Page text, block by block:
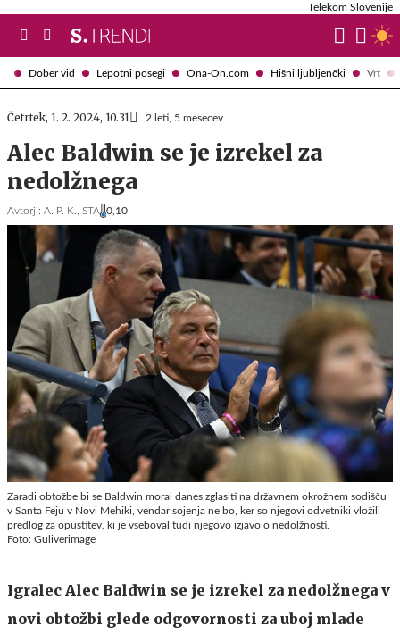
Dober vid Lepotni posegi Ona-On.com Hišni ljubljenčki Vrt
Telekom Slovenije
Četrtek, 1. 2. 2024, 10.31 2 leti, 5 mesecev
Alec Baldwin se je izrekel za
nedolžnega
Avtorji: A. P. K., STA 0,10
Zaradi obtožbe bi se Baldwin moral danes zglasiti na državnem okrožnem sodišču
v Santa Feju v Novi Mehiki, vendar sojenja ne bo, ker so njegovi odvetniki vložili
predlog za opustitev, ki je vseboval tudi njegovo izjavo o nedolžnosti.
Foto: Guliverimage
Igralec Alec Baldwin se je izrekel za nedolžnega v
novi obtožbi glede odgovornosti za uboj mlade